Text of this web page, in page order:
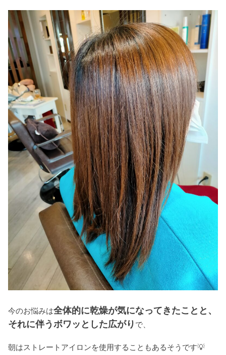
今のお悩みは全体的に乾燥が気になってきたことと、
それに伴うボワッとした広がり で、
朝はストレートアイロンを使用することもあるそうです💡